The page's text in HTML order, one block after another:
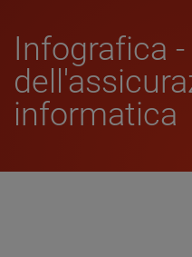
Infografica
informatica